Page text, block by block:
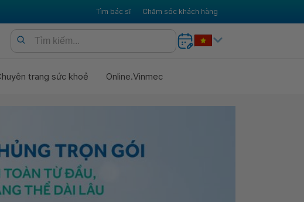
Tìm bác sĩ Chăm sóc khách hàng
trang sức khoẻ Online.Vinmec